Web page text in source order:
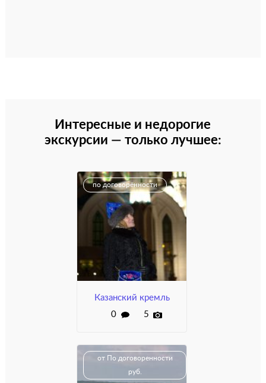
Интересные и недорогие
экскурсии — только лучшее:
Казанский кремль
0
5
по договорённости
от По договоренности
руб.